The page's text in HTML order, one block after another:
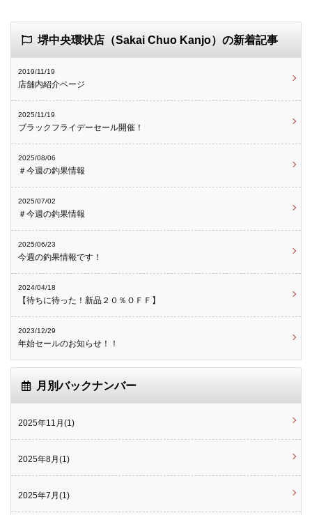
堺中央環状店（Sakai Chuo Kanjo）の新着記事
2019/11/19
店舗内紹介ページ
2025/11/19
ブラックフライデーセール開催！
2025/08/06
＃今週の釣果情報
2025/07/02
＃今週の釣果情報
2025/06/23
今週の釣果情報です！
2024/04/18
【待ちに待った！新品２０％ＯＦＦ】
2023/12/29
年始セールのお知らせ！！
月別バックナンバー
2025年11月(1)
2025年8月(1)
2025年7月(1)